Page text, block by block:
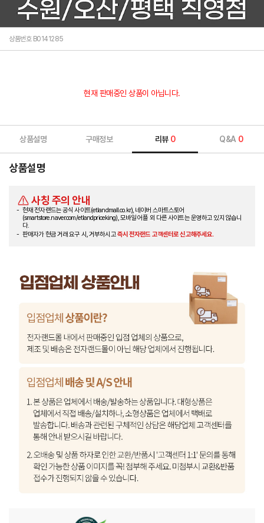
상품번호 B0141285
현재 판매중인 상품이 아닙니다.
상품설명 구매정보 리뷰 0 Q&A 0
상품설명
사칭 주의 안내
현재 전자랜드는 공식 사이트(etlandmall.co.kr), 네이버 스마트스토어
(smartstore.naver.com/etlandpriceking), 모바일 어플 외 다른 사이트는 운영하고 있지 않습니
다.
판매자가 현금 거래 요구 시, 거부하시고즉시 전자랜드 고객센터로 신고해주세요.